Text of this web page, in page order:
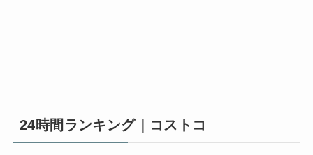
24時間ランキング｜コストコ